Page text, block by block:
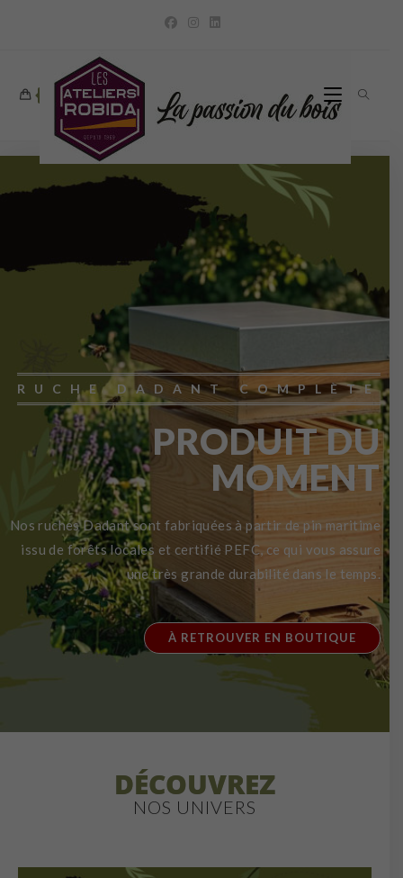
RUCHE DADANT COMPLÈTE
PRODUIT DU
MOMENT
Nos ruches Dadant sont fabriquées à partir de pin maritime
issu de forêts locales et certifié PEFC, ce qui vous assure
une très grande durabilité dans le temps.
À RETROUVER EN BOUTIQUE
DÉCOUVREZ
NOS UNIVERS